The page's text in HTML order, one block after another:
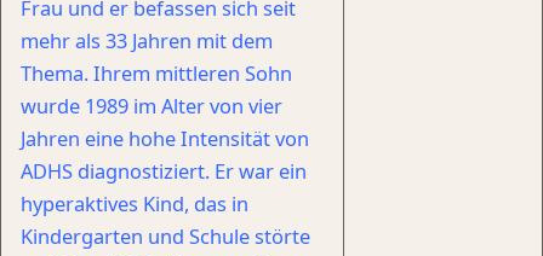
Frau und er befassen sich seit
mehr als 33 Jahren mit dem
Thema. Ihrem mittleren Sohn
wurde 1989 im Alter von vier
Jahren eine hohe Intensität von
ADHS diagnostiziert. Er war ein
hyperaktives Kind, das in
Kindergarten und Schule störte